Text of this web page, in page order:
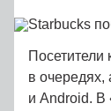
Посетители
в очередях,
и Android. В